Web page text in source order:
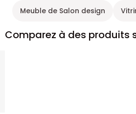
Meuble de Salon design
Comparez à des produits